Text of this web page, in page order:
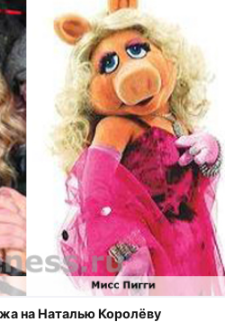
на Наталью Королёву